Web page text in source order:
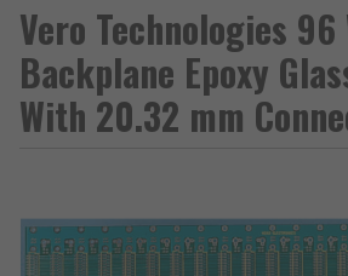
Vero Technologies 96
Backplane Epoxy
With 20.32 mm